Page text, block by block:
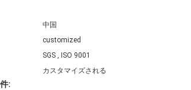
中国
customized
SGS , ISO 9001
カスタマイズされる
: